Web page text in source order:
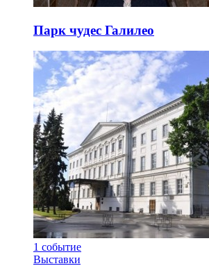
Парк чудес Галилео
1 событие
Выставки